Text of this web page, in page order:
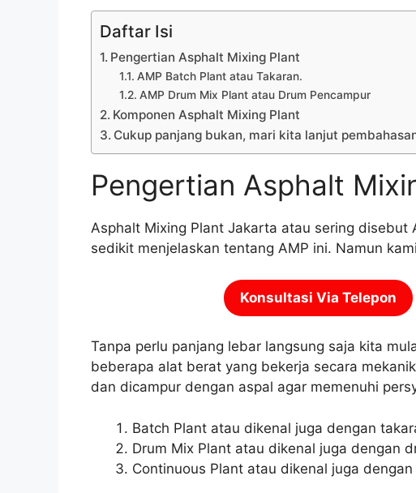
Daftar Isi
Pengertian Asphalt Mixing Plant
AMP Batch Plant atau Takaran.
AMP Drum Mix Plant atau Drum Pencampur
Komponen Asphalt Mixing Plant
Cukup panjang bukan, mari kita lanjut
Pengertian Asphalt
Asphalt Mixing Plant Jakarta atau sering
sedikit menjelaskan tentang AMP ini. Namun
Konsultasi Via Telepon
Tanpa perlu panjang lebar langsung saja kita
beberapa alat berat yang bekerja secara
dan dicampur dengan aspal agar memenuhi
Batch Plant atau dikenal juga dengan
Drum Mix Plant atau dikenal juga dengan
Continuous Plant atau dikenal juga